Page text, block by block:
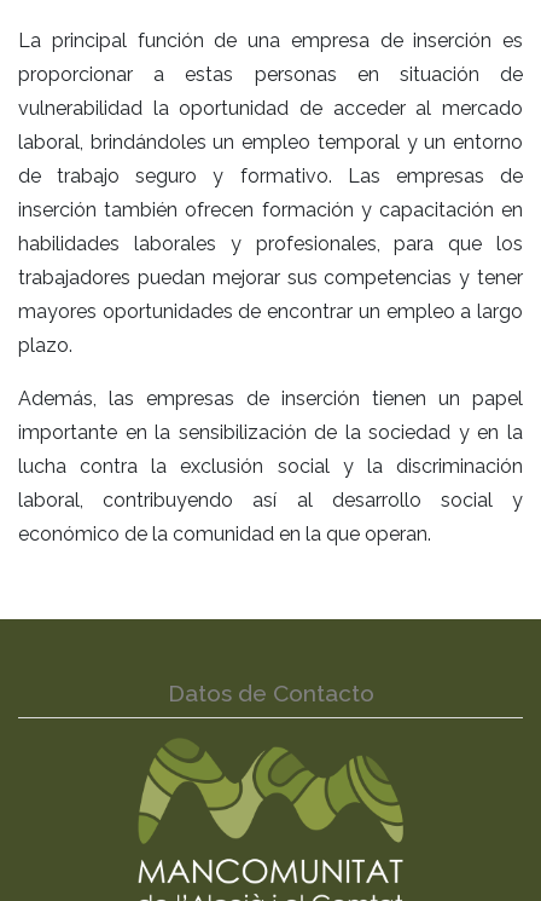
La principal función de una empresa de inserción es
proporcionar a estas personas en situación de
vulnerabilidad la oportunidad de acceder al mercado
laboral, brindándoles un empleo temporal y un entorno
de trabajo seguro y formativo. Las empresas de
inserción también ofrecen formación y capacitación en
habilidades laborales y profesionales, para que los
trabajadores puedan mejorar sus competencias y tener
mayores oportunidades de encontrar un empleo a largo
plazo.
Además, las empresas de inserción tienen un papel
importante en la sensibilización de la sociedad y en la
lucha contra la exclusión social y la discriminación
laboral, contribuyendo así al desarrollo social y
económico de la comunidad en la que operan.
Datos de Contacto